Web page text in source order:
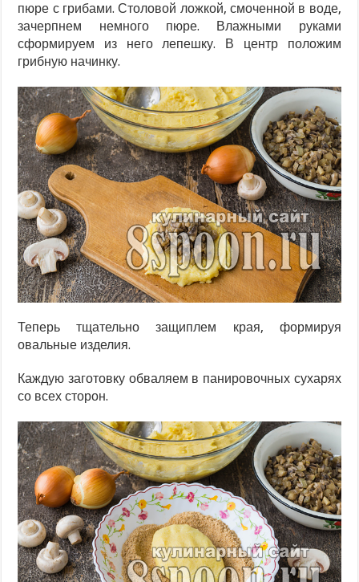
пюре с грибами. Столовой ложкой, смоченной в воде,
зачерпнем немного пюре. Влажными руками
сформируем из него лепешку. В центр положим
грибную начинку.
Теперь тщательно защиплем края, формируя
овальные изделия.
Каждую заготовку обваляем в панировочных сухарях
со всех сторон.